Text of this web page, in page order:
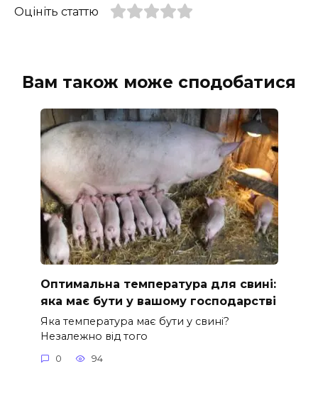
Оцініть статтю
Вам також може сподобатися
Оптимальна температура для свині:
яка має бути у вашому господарстві
Яка температура має бути у свині?
Незалежно від того
0 94